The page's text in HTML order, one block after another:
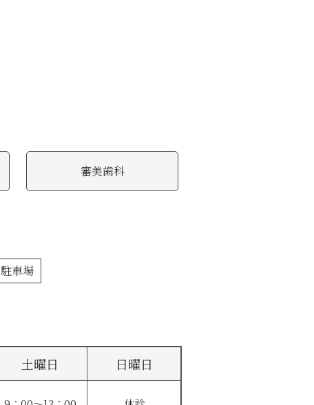
審美歯科
駐車場
土曜日 日曜日